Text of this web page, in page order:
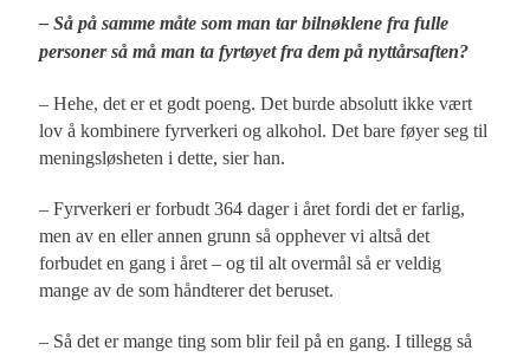
– Så på samme måte som man tar bilnøklene fra fulle
personer så må man ta fyrtøyet fra dem på nyttårsaften?
– Hehe, det er et godt poeng. Det burde absolutt ikke vært
lov å kombinere fyrverkeri og alkohol. Det bare føyer seg til
meningsløsheten i dette, sier han.
– Fyrverkeri er forbudt 364 dager i året fordi det er farlig,
men av en eller annen grunn så opphever vi altså det
forbudet en gang i året – og til alt overmål så er veldig
mange av de som håndterer det beruset.
– Så det er mange ting som blir feil på en gang. I tillegg så